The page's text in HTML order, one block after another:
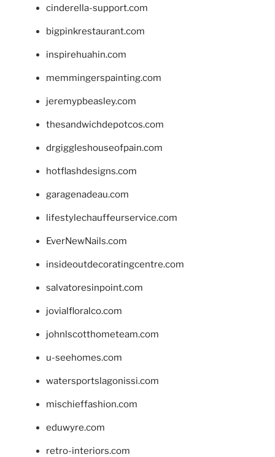
cinderella-support.com
bigpinkrestaurant.com
inspirehuahin.com
memmingerspainting.com
jeremypbeasley.com
thesandwichdepotcos.com
drgiggleshouseofpain.com
hotflashdesigns.com
garagenadeau.com
lifestylechauffeurservice.com
EverNewNails.com
insideoutdecoratingcentre.com
salvatoresinpoint.com
jovialfloralco.com
johnlscotthometeam.com
u-seehomes.com
watersportslagonissi.com
mischieffashion.com
eduwyre.com
retro-interiors.com